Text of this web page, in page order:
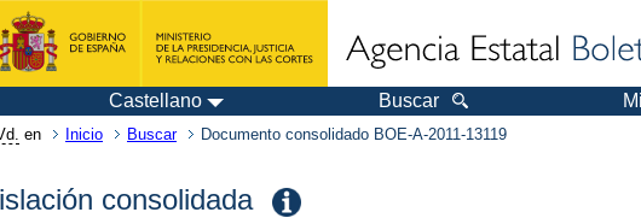
Castellano Buscar
en Inicio Buscar Documento consolidado BOE-A-2011-13119
consolidada